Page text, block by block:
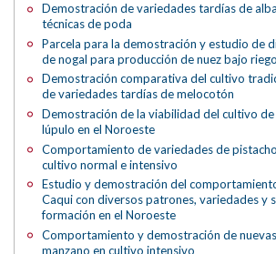
Demostración de variedades tardías de
técnicas de poda
Parcela para la demostración y estudio de
de nogal para producción de nuez bajo
Demostración comparativa del cultivo
de variedades tardías de melocotón
Demostración de la viabilidad del cultivo
lúpulo en el Noroeste
Comportamiento de variedades de
cultivo normal e intensivo
Estudio y demostración del
Caqui con diversos patrones, variedades y
formación en el Noroeste
Comportamiento y demostración de
manzano en cultivo intensivo